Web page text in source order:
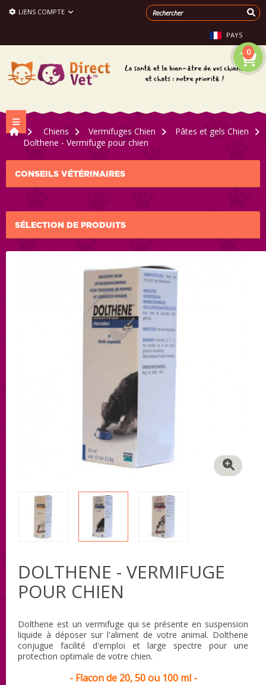
LIENS COMPTE
PAYS
0
Navigation bascule
>
Chiens > Vermifuges Chien >
Pâtes et gels Chien
Dolthene - Vermifuge pour chien
CONSEILS VÉTÉRINAIRES
SÉLECTION DE PRODUITS
DOLTHENE - VERMIFUGE
POUR CHIEN
Dolthene est un vermifuge qui se présente en suspension
liquide à déposer sur l'aliment de votre animal. Dolthene
conjugue facilité d'emploi et large spectre pour une
protection optimale de votre chien.
- Flacon de 20, 50 ou 100 ml -